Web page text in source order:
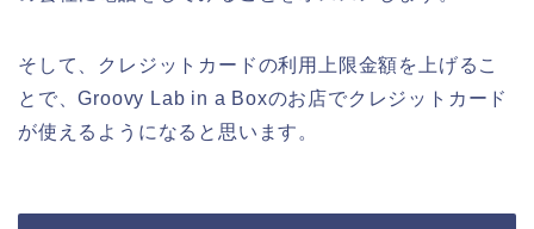
そして、クレジットカードの利用上限金額を上げるこ
とで、Groovy Lab in a Boxのお店でクレジットカード
が使えるようになると思います。